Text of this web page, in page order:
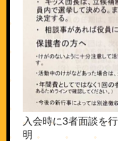
入会時に3者面談を
明